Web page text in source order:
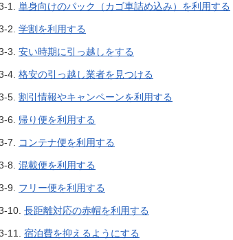
単身向けのパック（カゴ車詰め込み）を利用する
学割を利用する
安い時期に引っ越しをする
格安の引っ越し業者を見つける
割引情報やキャンペーンを利用する
帰り便を利用する
コンテナ便を利用する
混載便を利用する
フリー便を利用する
長距離対応の赤帽を利用する
宿泊費を抑えるようにする